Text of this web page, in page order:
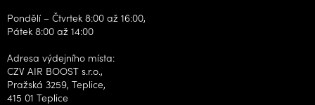
Pondělí – Čtvrtek 8:00 až 16:00,
Pátek 8:00 až 14:00
Adresa výdejního místa:
CZV AIR BOOST s.r.o.,
Pražská 3259, Teplice,
415 01 Teplice